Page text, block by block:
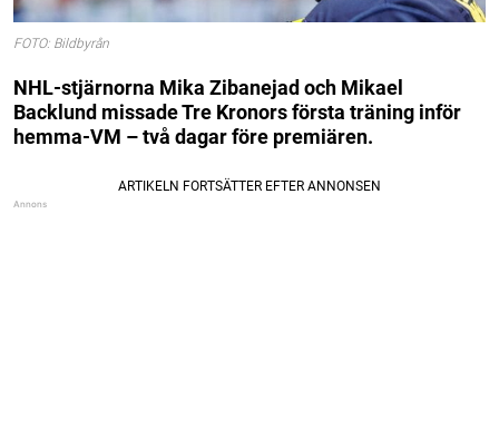
FOTO: Bildbyrån
NHL-stjärnorna Mika Zibanejad och Mikael
Backlund missade Tre Kronors första träning inför
hemma-VM – två dagar före premiären.